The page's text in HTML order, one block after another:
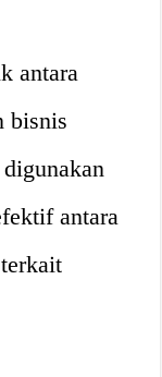
antara
bisnis
antara